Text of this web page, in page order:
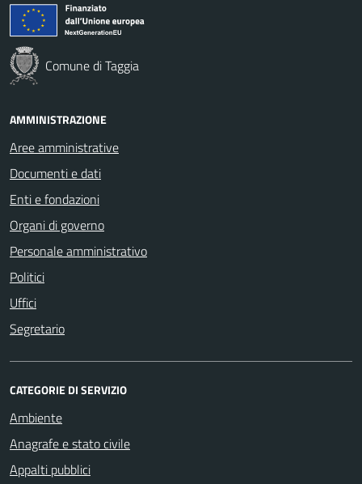
Comune di Taggia
AMMINISTRAZIONE
Aree amministrative
Documenti e dati
Enti e fondazioni
Organi di governo
Personale amministrativo
Politici
Uffici
Segretario
CATEGORIE DI SERVIZIO
Ambiente
Anagrafe e stato civile
Appalti pubblici